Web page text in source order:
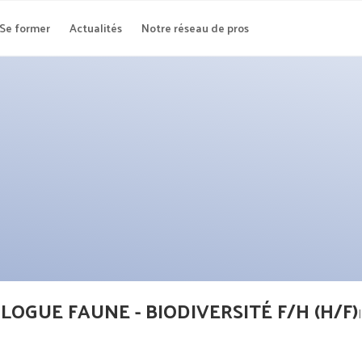
former Actualités Notre réseau de pros
FAUNE - BIODIVERSITÉ F/H (H/F)